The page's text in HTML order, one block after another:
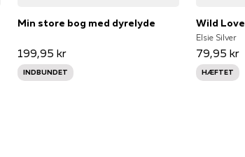
Min store bog med dyrelyde
199,95 kr
INDBUNDET
Wild Love
Elsie Silver
79,95 kr
HÆFTET